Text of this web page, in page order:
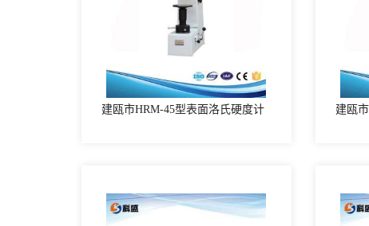
建瓯市HRM-45型表面洛氏硬度计